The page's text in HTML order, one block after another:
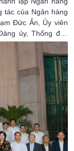
tác của Ngân hàng
Đức Ấn, Ủy viên
ủy, Thống đốc
về nguồn ý nghĩa,
sử quan trọng gắn
thể hiện đạo lý